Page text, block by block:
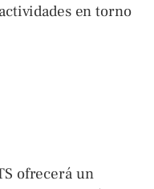
en torno
ofrecerá un